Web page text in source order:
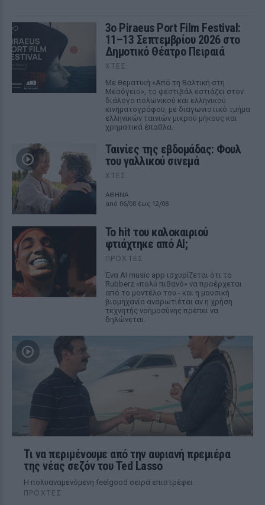
3ο Piraeus Port Film Festival:
11–13 Σεπτεμβρίου 2026 στο
Δημοτικό Θέατρο Πειραιά
ΧΤΕΣ
Με θεματική «Από τη Βαλτική στη
Μεσόγειο», το φεστιβάλ εστιάζει στον
διάλογο πολωνικού και ελληνικού
κινηματογράφου, με διαγωνιστικό τμήμα
ελληνικών ταινιών μικρού μήκους και
χρηματικά έπαθλα.
Ταινίες της εβδομάδας: Φουλ
του γαλλικού σινεμά
ΧΤΕΣ
ΑΘΗΝΑ
από 06/08 έως 12/08
Το hit του καλοκαιριού
φτιάχτηκε από AI;
ΠΡΟΧΤΈΣ
Ένα AI music app ισχυρίζεται ότι το
Rubberz «πολύ πιθανό» να προέρχεται
από το μοντέλο του - και η μουσική
βιομηχανία αναρωτιέται αν η χρήση
τεχνητής νοημοσύνης πρέπει να
δηλώνεται.
Τι να περιμένουμε από την αυριανή πρεμιέρα
της νέας σεζόν του Ted Lasso
Η πολυαναμενόμενη feelgood σειρά επιστρέφει
ΠΡΟΧΤΈΣ